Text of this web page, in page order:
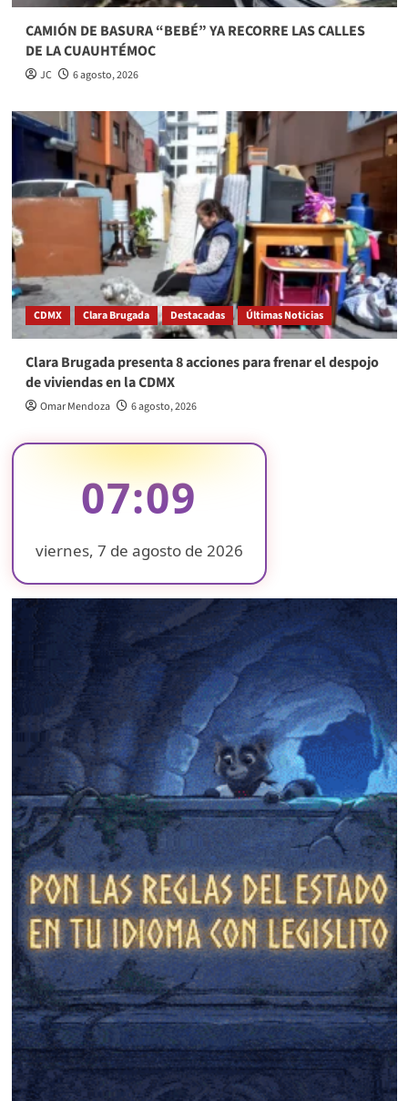
CAMIÓN DE BASURA “BEBÉ” YA RECORRE LAS CALLES
DE LA CUAUHTÉMOC
JC 6 agosto, 2026
CDMX Clara Brugada Destacadas Últimas Noticias
Clara Brugada presenta 8 acciones para frenar el despojo
de viviendas en la CDMX
Omar Mendoza 6 agosto, 2026
07:09
viernes, 7 de agosto de 2026
❄
❄
❄
❄
❄
❄